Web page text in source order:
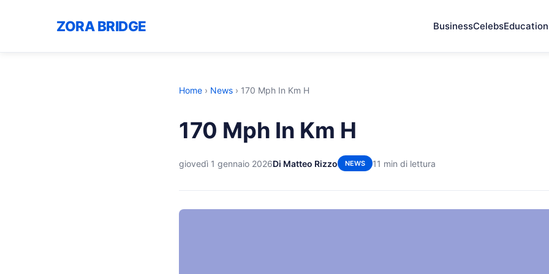
ZORA BRIDGE BusinessCelebsEducation
Home › News › 170 Mph In Km H
170 Mph In Km H
giovedì 1 gennaio 2026Di Matteo Rizzo NEWS 11 min di lettura